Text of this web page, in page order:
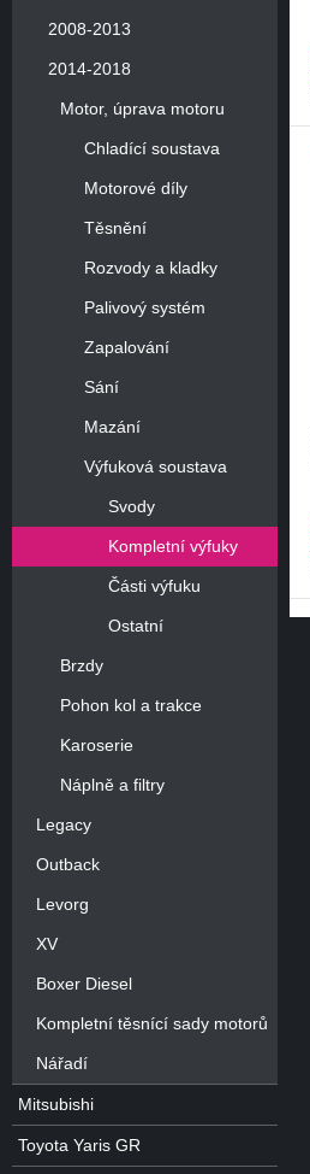
2008-2013
2014-2018
Motor, úprava motoru
Chladící soustava
Motorové díly
Těsnění
Rozvody a kladky
Palivový systém
Zapalování
Sání
Mazání
Výfuková soustava
Svody
Kompletní výfuky
Části výfuku
Ostatní
Brzdy
Pohon kol a trakce
Karoserie
Náplně a filtry
Legacy
Outback
Levorg
XV
Boxer Diesel
Kompletní těsnící sady motorů
Nářadí
Mitsubishi
Toyota Yaris GR